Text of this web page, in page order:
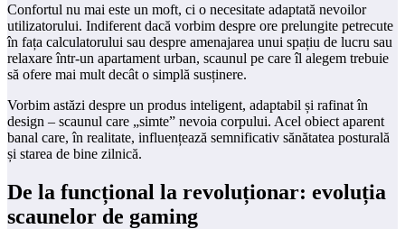
Confortul nu mai este un moft, ci o necesitate adaptată nevoilor
utilizatorului. Indiferent dacă vorbim despre ore prelungite petrecute
în fața calculatorului sau despre amenajarea unui spațiu de lucru sau
relaxare într-un apartament urban, scaunul pe care îl alegem trebuie
să ofere mai mult decât o simplă susținere.
Vorbim astăzi despre un produs inteligent, adaptabil și rafinat în
design – scaunul care „simte” nevoia corpului. Acel obiect aparent
banal care, în realitate, influențează semnificativ sănătatea posturală
și starea de bine zilnică.
De la funcțional la revoluționar: evoluția
scaunelor de gaming